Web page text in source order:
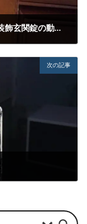
NAGASAWA 古代KODAI レバーハンドル装飾玄関錠の動作不具合点検と修理
次の記事